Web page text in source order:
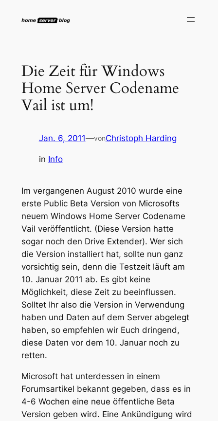
Inhalt
Die Zeit für Windows
Home Server Codename
Vail ist um!
Jan. 6, 2011—vonChristoph Harding
in Info
Im vergangenen August 2010 wurde eine
erste Public Beta Version von Microsofts
neuem Windows Home Server Codename
Vail veröffentlicht. (Diese Version hatte
sogar noch den Drive Extender). Wer sich
die Version installiert hat, sollte nun ganz
vorsichtig sein, denn die Testzeit läuft am
10. Januar 2011 ab. Es gibt keine
Möglichkeit, diese Zeit zu beeinflussen.
Solltet Ihr also die Version in Verwendung
haben und Daten auf dem Server abgelegt
haben, so empfehlen wir Euch dringend,
diese Daten vor dem 10. Januar noch zu
retten.
Microsoft hat unterdessen in einem
Forumsartikel bekannt gegeben, dass es in
4-6 Wochen eine neue öffentliche Beta
Version geben wird. Eine Ankündigung wird